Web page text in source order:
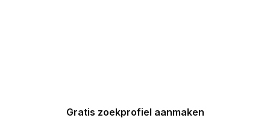
Gratis zoekprofiel aanmaken